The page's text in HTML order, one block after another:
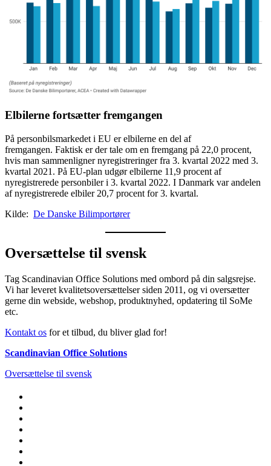
Elbilerne fortsætter fremgangen
På personbilsmarkedet i EU er elbilerne en del af
fremgangen. Faktisk er der tale om en fremgang på 22,0 procent,
hvis man sammenligner nyregistreringer fra 3. kvartal 2022 med 3.
kvartal 2021. På EU-plan udgør elbilerne 11,9 procent af
nyregistrerede personbiler i 3. kvartal 2022. I Danmark var andelen
af nyregistrerede elbiler 20,7 procent for 3. kvartal.
Kilde: De Danske Bilimportører
Oversættelse til svensk
Tag Scandinavian Office Solutions med ombord på din salgsrejse.
Vi har leveret kvalitetsoversættelser siden 2011, og vi oversætter
gerne din webside, webshop, produktnyhed, opdatering til SoMe
etc.
Kontakt os for et tilbud, du bliver glad for!
Scandinavian Office Solutions
Oversættelse til svensk